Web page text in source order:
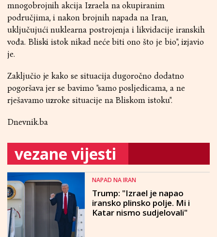
mnogobrojnih akcija Izraela na okupiranim
područjima, i nakon brojnih napada na Iran,
uključujući nuklearna postrojenja i likvidacije iranskih
vođa. Bliski istok nikad neće biti ono što je bio", izjavio
je.
Zaključio je kako se situacija dugoročno dodatno
pogoršava jer se bavimo "samo posljedicama, a ne
rješavamo uzroke situacije na Bliskom istoku".
Dnevnik.ba
vezane vijesti
NAPAD NA IRAN
Trump: "Izrael je napao
iransko plinsko polje. Mi i
Katar nismo sudjelovali"